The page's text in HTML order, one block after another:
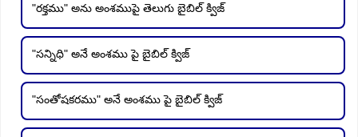
"రక్తము" అను అంశముపై తెలుగు బైబిల్ క్విజ్
"సన్నిధి" అనే అంశము పై బైబిల్ క్విజ్
"సంతోషకరము" అనే అంశము పై బైబిల్ క్విజ్